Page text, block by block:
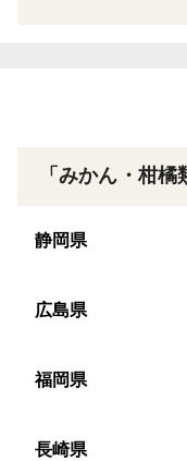
甘みと酸味のバラ
ないおいしさです。
【サイズ】
M~２L玉
【ご注意】
「みかん・柑
静岡県
広島県
福岡県
長崎県